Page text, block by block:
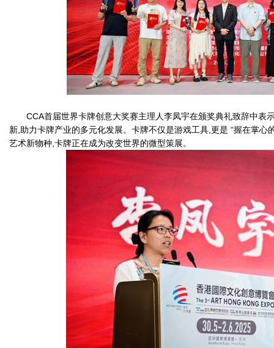
CCA首届世界卡牌创意大奖赛主理人李凤宇在颁奖典礼致辞中表
新,助力卡牌产业的多元化发展。卡牌不仅是游戏工具,更是 “握在掌心
艺术新物种,卡牌正在成为改变世界的微型策展。